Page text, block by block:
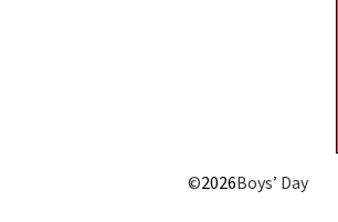
©2026Boys’ Day